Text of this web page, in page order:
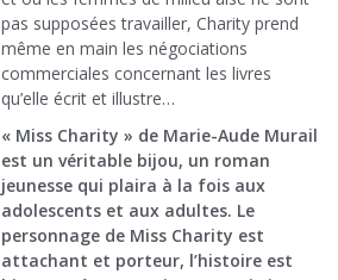
pas supposées travailler, Charity prend
même en main les négociations
commerciales concernant les livres
qu’elle écrit et illustre…
« Miss Charity » de Marie-Aude Murail
est un véritable bijou, un roman
jeunesse qui plaira à la fois aux
adolescents et aux adultes. Le
personnage de Miss Charity est
attachant et porteur, l’histoire est